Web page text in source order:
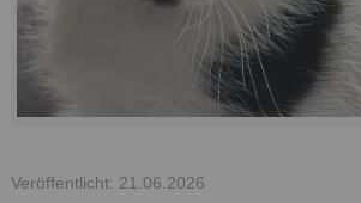
Veröffentlicht: 21.06.2026